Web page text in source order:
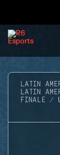
LATIN
LATIN
FINALE